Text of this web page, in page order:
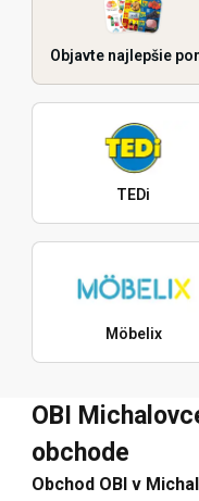
Objavte najlepšie
TEDi
Möbelix
OBI
obchode
Obchod OBI v